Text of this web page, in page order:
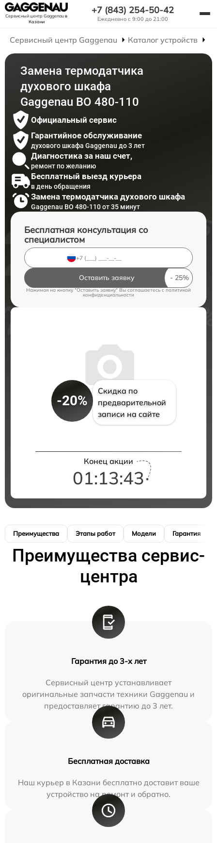
Сервисный центр Gaggenauв
Казани
+7 (843) 254-50-42
Ежедневно с 9:00 до 21:00
Сервисный центр Gaggenau Каталог устройств
Замена термодатчика
духового шкафа
Gaggenau BO 480-110
Официальный сервис
Гарантийное обслуживание
духового шкафа Gaggenau до 3 лет
Диагностика за наш счет,
ремонт по желанию
Бесплатный выезд курьера
в день обращения
Замена термодатчика духового шкафа
Gaggenau BO 480-110 от 35 минут
Бесплатная консультация со
специалистом
Оставить заявку
Нажимая на кнопку "Оставить заявку" Вы соглашаетесь c политикой
конфиденциальности
-20%
Скидка по
предварительной
записи на сайте
Конец акции
01:13:42
Преимущества Этапы работ Модели Гарантия
Преимущества сервис-
центра
Гарантия до 3-х лет
Сервисный центр устанавливает
оригинальные запчасти техники Gaggenau и
предоставляет гарантию до 3 лет.
Бесплатная доставка
Наш курьер в Казани бесплатно доставит ваше
устройство на ремонт и обратно.